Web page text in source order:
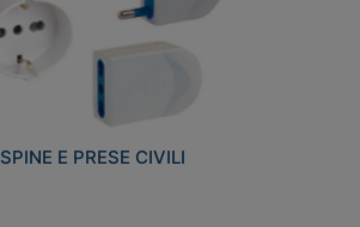
SPINE E PRESE CIVILI